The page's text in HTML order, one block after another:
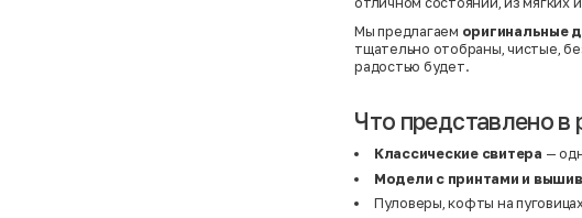
Мы предлагаем оригинальные
тщательно отобраны, чистые,
радостью будет.
Что представлено в
Классические свитера —
Модели с принтами и
Пуловеры, кофты на